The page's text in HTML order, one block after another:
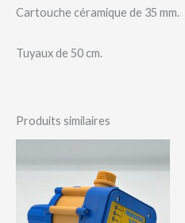
Cartouche céramique de 35 mm.
Tuyaux de 50 cm.
Produits similaires